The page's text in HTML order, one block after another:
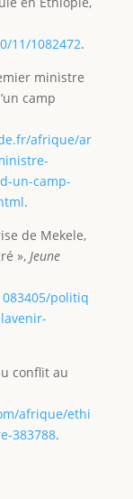
11/1082472.
ministre
camp
afrique/ar
un-camp-
.
de Mekele,
», Jeune
politiq
conflit au
afrique/ethi
383788.